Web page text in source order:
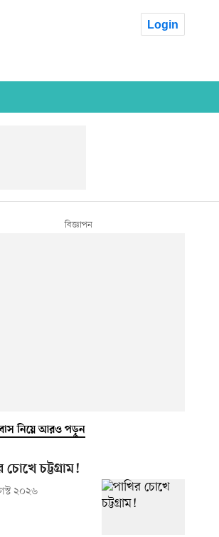
Login
নিয়ে আরও পড়ুন
চোখে চট্টগ্রাম!
২০২৬